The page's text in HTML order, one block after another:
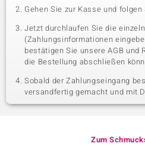
Gehen Sie zur Kasse und
Jetzt durchlaufen Sie die
(Zahlungsinformationen
bestätigen Sie unsere AGB und
die Bestellung abschließen
Sobald der Zahlungseingang
versandfertig gemacht und mit
Zum